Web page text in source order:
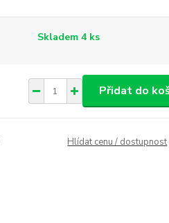
Skladem 4 ks
Přidat do
Hlídat cenu / dostupnost